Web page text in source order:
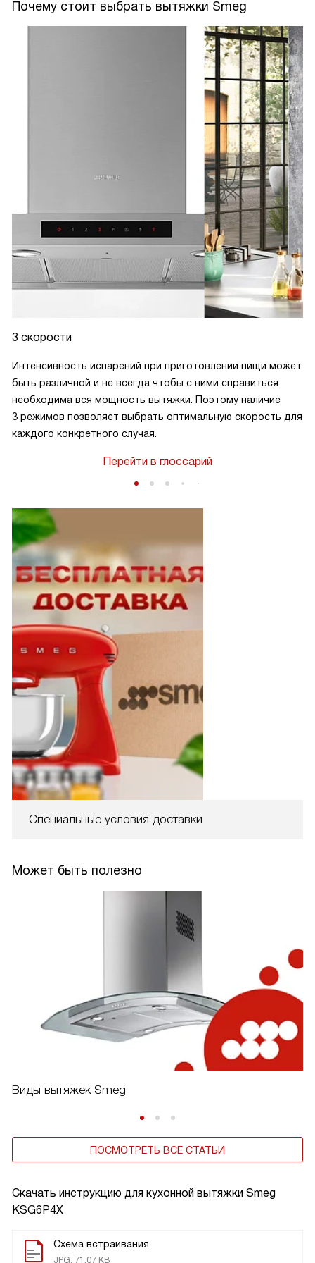
Скачать инструкцию для кухонной вытяжки Smeg
KSG6P4X
Схема встраивания
JPG, 71.07 KB
Почему стоит выбрать вытяжки Smeg
3 скорости
Интенсивность испарений при приготовлении пищи может
быть различной и не всегда чтобы с ними справиться
необходима вся мощность вытяжки. Поэтому наличие
3 режимов позволяет выбрать оптимальную скорость для
каждого конкретного случая.
Перейти в глоссарий
Специальные условия доставки
Может быть полезно
Виды вытяжек Smeg
ПОСМОТРЕТЬ ВСЕ СТАТЬИ